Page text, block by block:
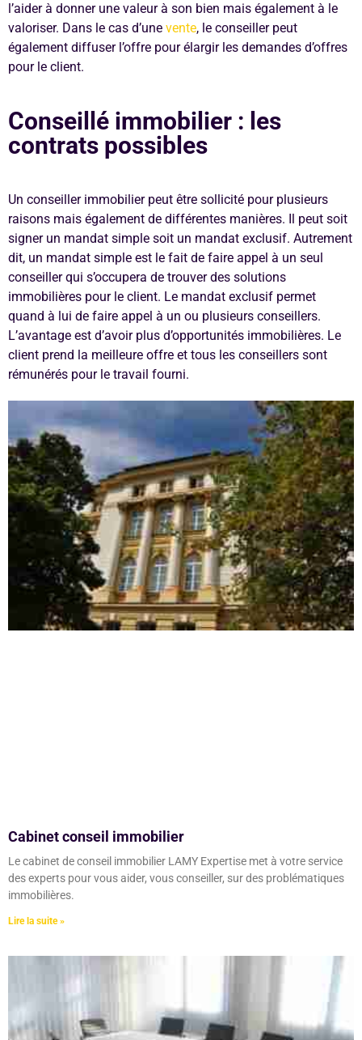
l’aider à donner une valeur à son bien mais également à le
valoriser. Dans le cas d’une vente, le conseiller peut
également diffuser l’offre pour élargir les demandes d’offres
pour le client.
Conseillé immobilier : les
contrats possibles
Un conseiller immobilier peut être sollicité pour plusieurs
raisons mais également de différentes manières. Il peut soit
signer un mandat simple soit un mandat exclusif. Autrement
dit, un mandat simple est le fait de faire appel à un seul
conseiller qui s’occupera de trouver des solutions
immobilières pour le client. Le mandat exclusif permet
quand à lui de faire appel à un ou plusieurs conseillers.
L’avantage est d’avoir plus d’opportunités immobilières. Le
client prend la meilleure offre et tous les conseillers sont
rémunérés pour le travail fourni.
Cabinet conseil immobilier
Le cabinet de conseil immobilier LAMY Expertise met à votre service
des experts pour vous aider, vous conseiller, sur des problématiques
immobilières.
Lire la suite »